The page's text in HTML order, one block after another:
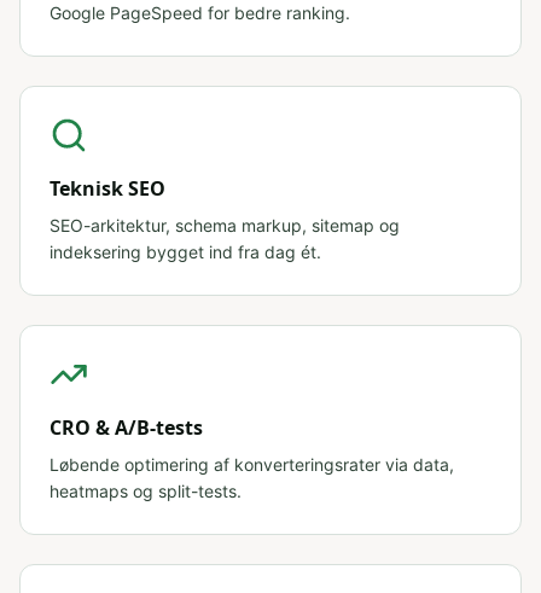
Google PageSpeed for bedre ranking.
Teknisk SEO
SEO-arkitektur, schema markup, sitemap og
indeksering bygget ind fra dag ét.
CRO & A/B-tests
Løbende optimering af konverteringsrater via data,
heatmaps og split-tests.